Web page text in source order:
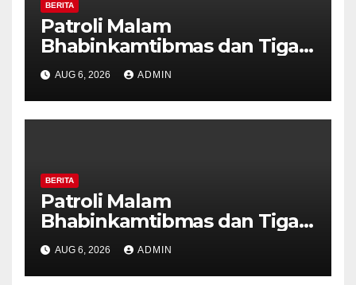
BERITA
Patroli Malam
Bhabinkamtibmas dan Tiga
Pilar Kelurahan Ungaran
Perkuat Kamtibmas, Warga
Diajak Aktifkan Ronda
AUG 6, 2026 ADMIN
BERITA
Patroli Malam
Bhabinkamtibmas dan Tiga
Pilar Kelurahan Ungaran
Perkuat Kamtibmas, Warga
AUG 6, 2026 ADMIN